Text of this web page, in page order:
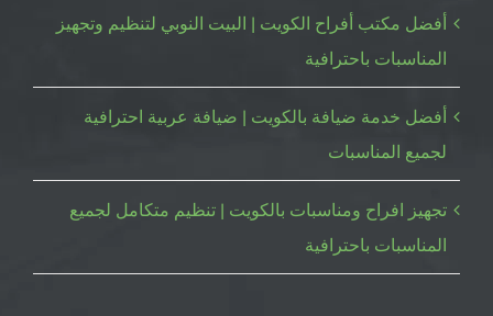
أفضل مكتب أفراح الكويت | البيت النوبي لتنظيم وتجهيز
المناسبات باحترافية
أفضل خدمة ضيافة بالكويت | ضيافة عربية احترافية
لجميع المناسبات
تجهيز افراح ومناسبات بالكويت | تنظيم متكامل لجميع
المناسبات باحترافية